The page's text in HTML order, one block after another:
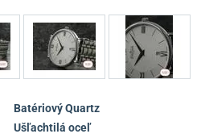
Batériový Quartz
Ušľachtilá oceľ